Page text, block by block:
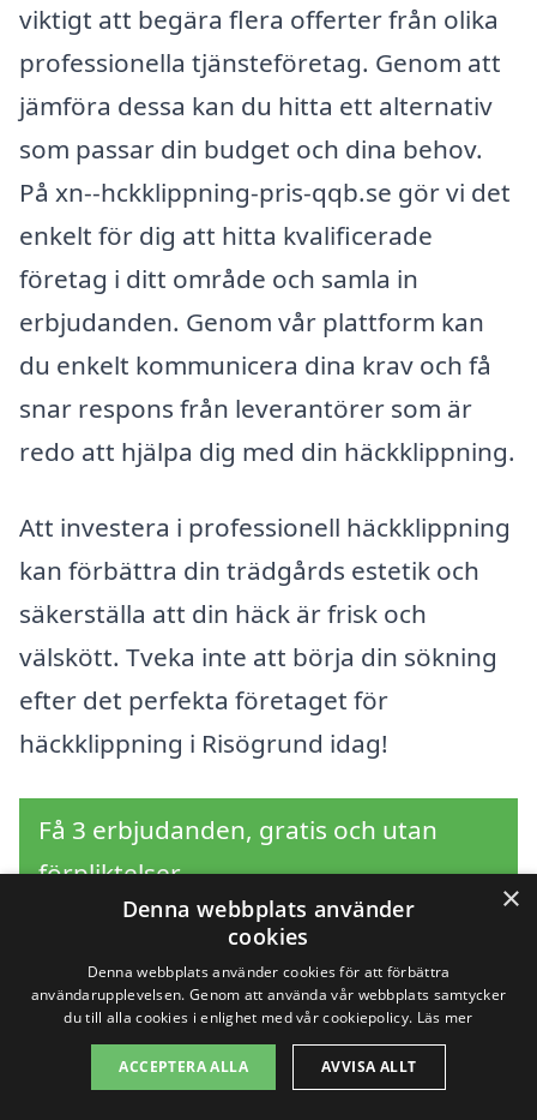
viktigt att begära flera offerter från olika
professionella tjänsteföretag. Genom att
jämföra dessa kan du hitta ett alternativ
som passar din budget och dina behov.
På xn--hckklippning-pris-qqb.se gör vi det
enkelt för dig att hitta kvalificerade
företag i ditt område och samla in
erbjudanden. Genom vår plattform kan
du enkelt kommunicera dina krav och få
snar respons från leverantörer som är
redo att hjälpa dig med din häckklippning.
Att investera i professionell häckklippning
kan förbättra din trädgårds estetik och
säkerställa att din häck är frisk och
välskött. Tveka inte att börja din sökning
efter det perfekta företaget för
häckklippning i Risögrund idag!
Få 3 erbjudanden, gratis och utan
förpliktelser
Sök efter en
professionell för
×
Denna webbplats använder
cookies
Denna webbplats använder cookies för att förbättra
användarupplevelsen. Genom att använda vår webbplats samtycker
du till alla cookies i enlighet med vår cookiepolicy. Läs mer
ACCEPTERA ALLA AVVISA ALLT